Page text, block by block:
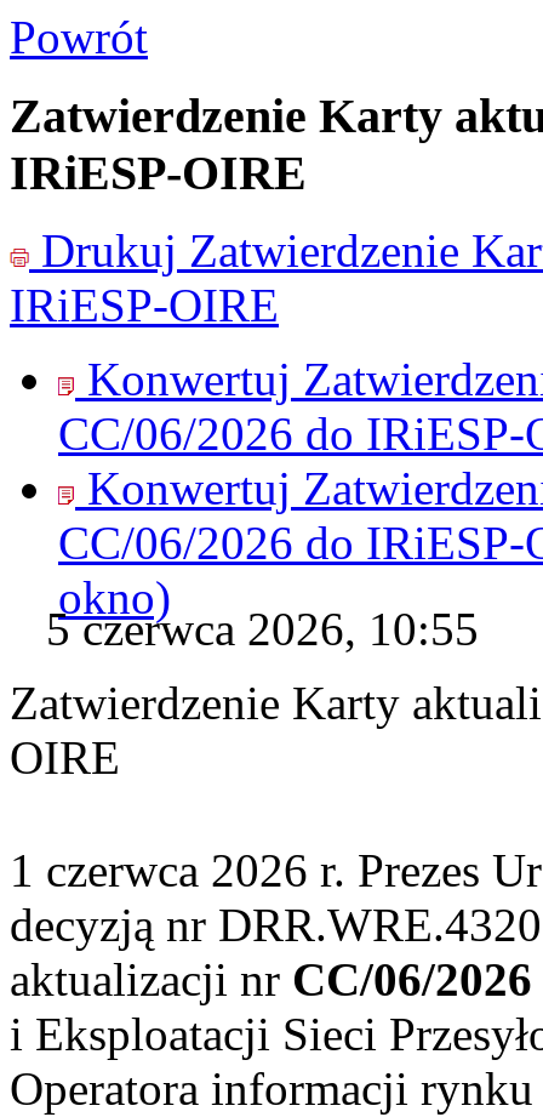
Powrót
Zatwierdzenie Karty
IRiESP-OIRE
Drukuj Zatwierdzenie
IRiESP-OIRE
Konwertuj
CC/06/2026 do IRiESP-
Konwertuj
CC/06/2026 do IRiESP-
okno)
5 czerwca 2026, 10:55
Zatwierdzenie Karty
OIRE
1 czerwca 2026 r. Prezes
decyzją nr
aktualizacji nr CC/06/2026
i Eksploatacji Sieci
Operatora informacji